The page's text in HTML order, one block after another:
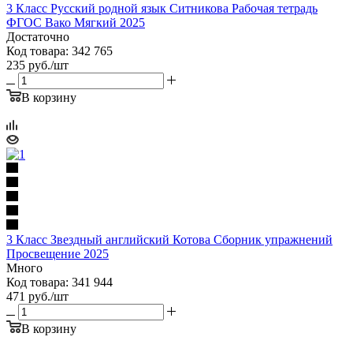
3 Класс Русский родной язык Ситникова Рабочая тетрадь
ФГОС Вако Мягкий 2025
Достаточно
Код товара: 342 765
235 руб./шт
В корзину
3 Класс Звездный английский Котова Сборник упражнений
Просвещение 2025
Много
Код товара: 341 944
471 руб./шт
В корзину